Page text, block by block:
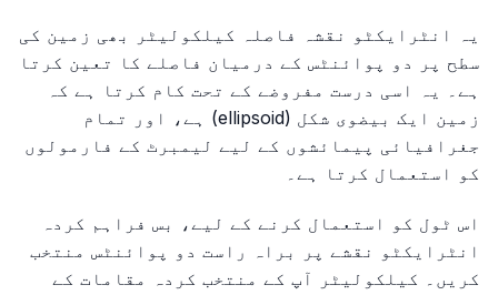
یہ انٹرایکٹو نقشہ فاصلہ کیلکولیٹر بھی زمین کی
سطح پر دو پوائنٹس کے درمیان فاصلے کا تعین کرتا
ہے۔ یہ اسی درست مفروضے کے تحت کام کرتا ہے کہ
زمین ایک بیضوی شکل (ellipsoid) ہے، اور تمام
جغرافیائی پیمائشوں کے لیے لیمبرٹ کے فارمولوں
کو استعمال کرتا ہے۔
اس ٹول کو استعمال کرنے کے لیے، بس فراہم کردہ
انٹرایکٹو نقشے پر براہ راست دو پوائنٹس منتخب
کریں۔ کیلکولیٹر آپ کے منتخب کردہ مقامات کے